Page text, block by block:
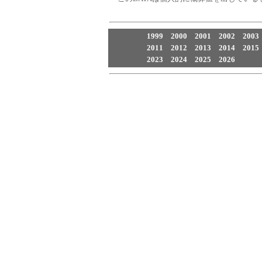
1999 2000 2001 2002
2003
2011
2012 2013 2014
2015
2023
2024 2025 2026